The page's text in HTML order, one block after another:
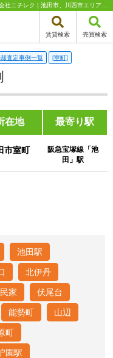
賃貸検索 売買検索
査定事例一覧 [室町]
在地 最寄り駅
市室町
阪急宝塚線「池
田」駅
池田駅
北伊丹
家 伏尾台
能勢町 山辺
町
園駅